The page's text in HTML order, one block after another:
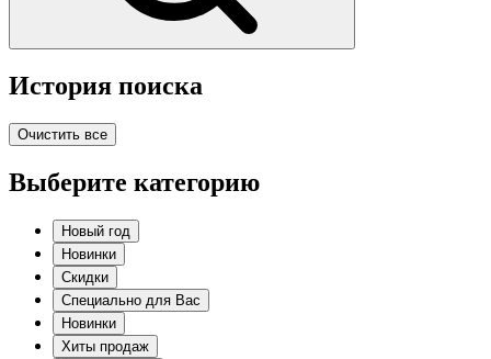
История поиска
Очистить все
Выберите категорию
Новый год
Новинки
Скидки
Специально для Вас
Новинки
Хиты продаж